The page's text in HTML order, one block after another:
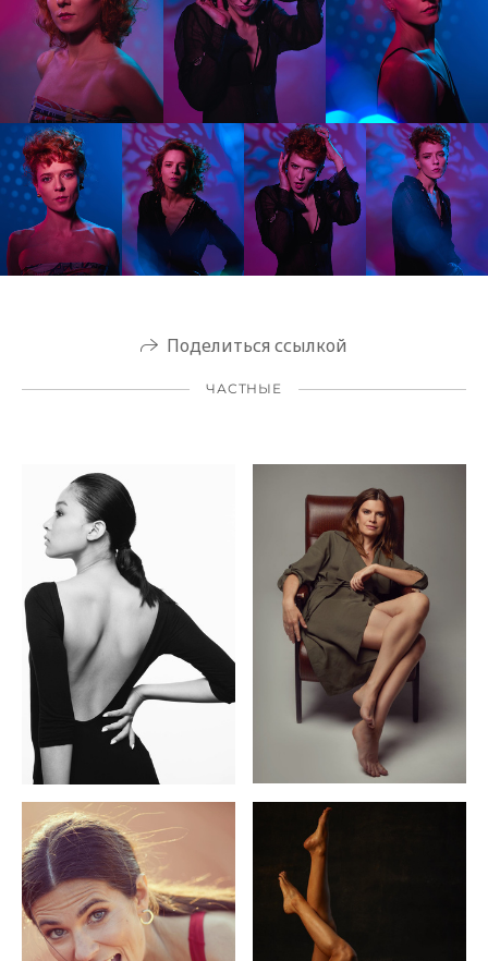
Поделиться ссылкой
ЧАСТНЫЕ